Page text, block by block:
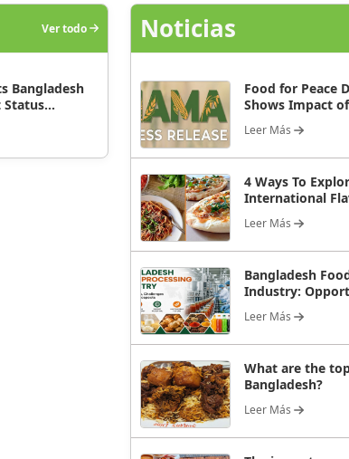
Ver todo
Bangladesh
Noticias
Food for Peace
Shows Impact
Leer Más
4 Ways To
International
Leer Más
Bangladesh
Industry:
Leer Más
What are the
Bangladesh?
Leer Más